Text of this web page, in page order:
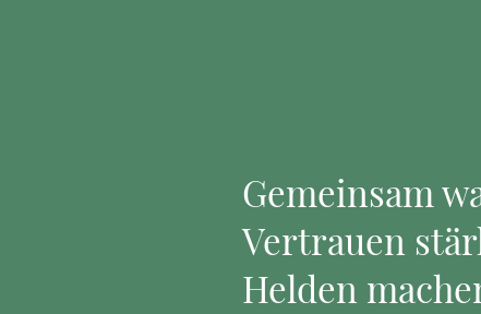
Gemeinsam
Vertrauen
Helden